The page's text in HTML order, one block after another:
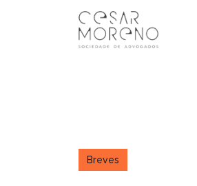
Breves